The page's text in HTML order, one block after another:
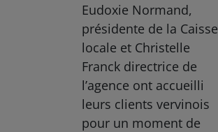
Eudoxie Normand,
présidente de la Caisse
locale et Christelle
Franck directrice de
l’agence ont accueilli
leurs clients vervinois
pour un moment de